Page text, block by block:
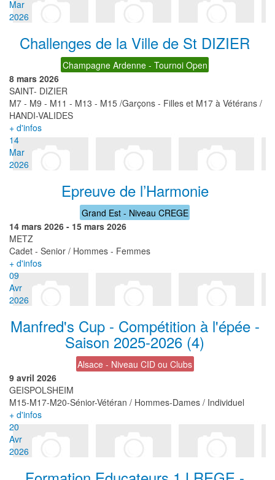
Mar
2026
Challenges de la Ville de St DIZIER
Champagne Ardenne - Tournoi Open
8 mars 2026
SAINT- DIZIER
M7 - M9 - M11 - M13 - M15 /Garçons - Filles et M17 à Vétérans /
HANDI-VALIDES
+ d'infos
14
Mar
2026
Epreuve de l’Harmonie
Grand Est - Niveau CREGE
14 mars 2026 - 15 mars 2026
METZ
Cadet - Senior / Hommes - Femmes
+ d'infos
09
Avr
2026
Manfred's Cup - Compétition à l'épée -
Saison 2025-2026 (4)
Alsace - Niveau CID ou Clubs
9 avril 2026
GEISPOLSHEIM
M15-M17-M20-Sénior-Vétéran / Hommes-Dames / Individuel
+ d'infos
20
Avr
2026